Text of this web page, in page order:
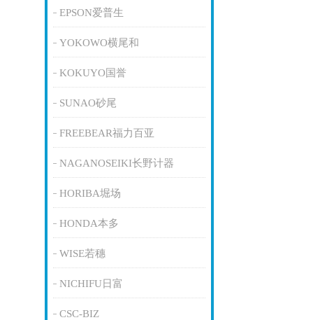
EPSON爱普生
YOKOWO横尾和
KOKUYO国誉
SUNAO砂尾
FREEBEAR福力百亚
NAGANOSEIKI长野计器
HORIBA堀场
HONDA本多
WISE若穗
NICHIFU日富
CSC-BIZ